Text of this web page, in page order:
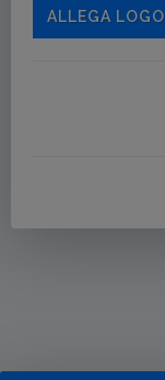
ALLEGA LOGO